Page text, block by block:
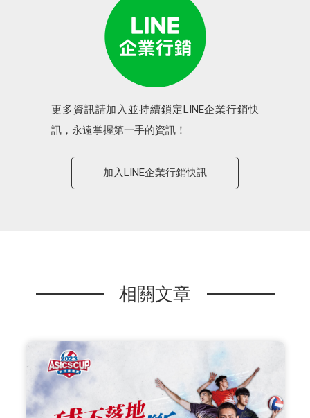
更多資訊請加入並持續鎖定LINE企業行銷快
訊，永遠掌握第一手的資訊！
加入LINE企業行銷快訊
相關文章